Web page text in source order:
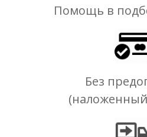
Помощь в
Без